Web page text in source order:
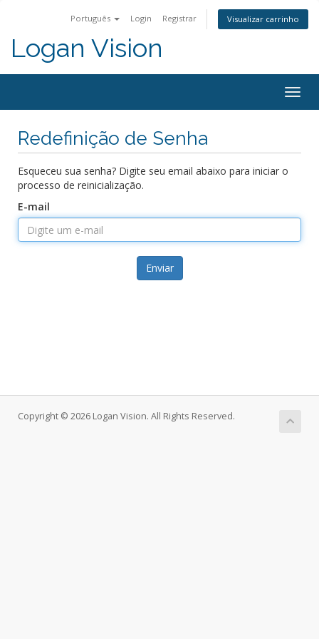
Português Login Registrar Visualizar carrinho
Logan Vision
Redefinição de Senha
Esqueceu sua senha? Digite seu email abaixo para iniciar o
processo de reinicialização.
E-mail
Enviar
Copyright © 2026 Logan Vision. All Rights Reserved.